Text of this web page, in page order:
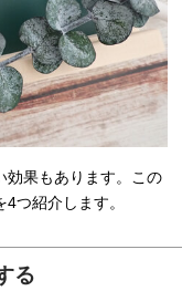
効果もあります。この
つ紹介します。
る